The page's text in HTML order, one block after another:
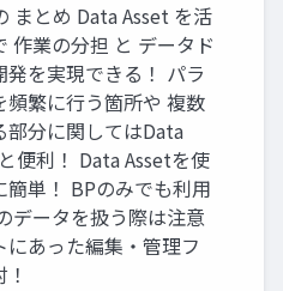
まとめ Data Asset を活
作業の分担 と データド
発を実現できる！ パラ
頻繁に行う箇所や 複数
部分に関してはData
便利！ Data Assetを使
簡単！ BPのみでも利用
データを扱う際は注意
にあった編集・管理フ